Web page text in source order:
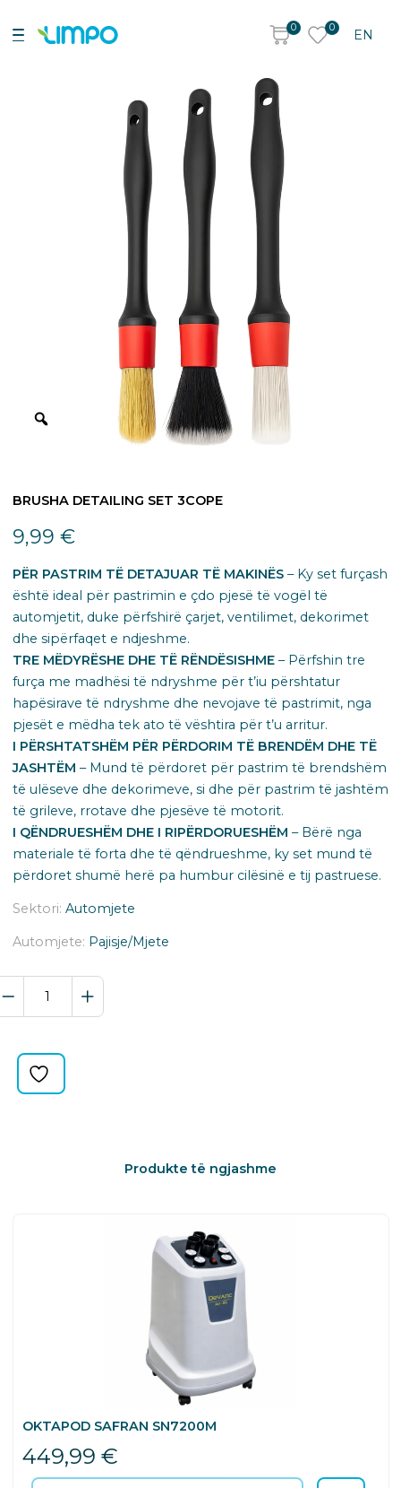
0 0
EN
BRUSHA DETAILING SET 3COPE
9,99 €
PËR PASTRIM TË DETAJUAR TË MAKINËS– Ky set furçash
është ideal për pastrimin e çdo pjesë të vogël të
automjetit, duke përfshirë çarjet, ventilimet, dekorimet
dhe sipërfaqet e ndjeshme.
TRE MËDYRËSHE DHE TË RËNDËSISHME– Përfshin tre
furça me madhësi të ndryshme për t’iu përshtatur
hapësirave të ndryshme dhe nevojave të pastrimit, nga
pjesët e mëdha tek ato të vështira për t’u arritur.
I PËRSHTATSHËM PËR PËRDORIM TË BRENDËM DHE TË
JASHTËM – Mund të përdoret për pastrim të brendshëm
të ulëseve dhe dekorimeve, si dhe për pastrim të jashtëm
të grileve, rrotave dhe pjesëve të motorit.
I QËNDRUESHËM DHE I RIPËRDORUESHËM – Bërë nga
materiale të forta dhe të qëndrueshme, ky set mund të
përdoret shumë herë pa humbur cilësinë e tij pastruese.
Sektori: Automjete
Automjete: Pajisje/Mjete
BRUSHA
Produkte të ngjashme
OKTAPOD SAFRAN SN7200M
449,99 €